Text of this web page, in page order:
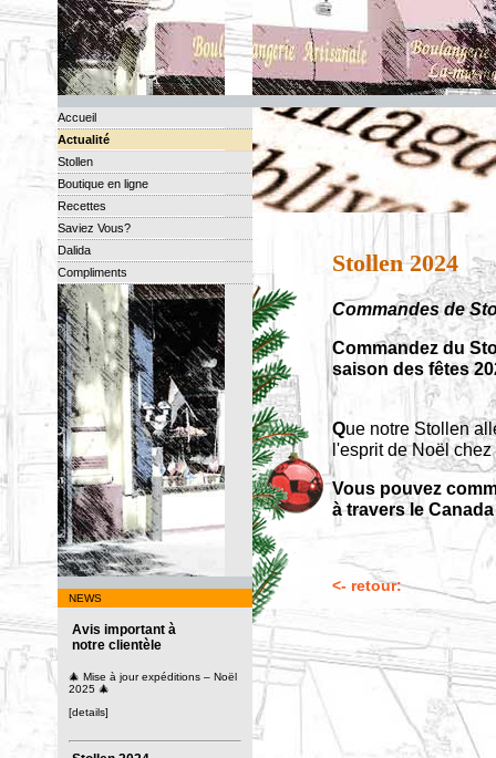
Accueil
Actualité
Stollen
Boutique en ligne
Recettes
Saviez Vous?
Dalida
Compliments
NEWS
Avis important à
notre clientèle
🎄 Mise à jour expéditions – Noël
2025 🎄
[details]
Stollen 2024
Commandes de
Commandez du
saison des fêtes
Que notre Stollen
l'esprit de Noël chez
Vous pouvez
à travers le
<- retour: